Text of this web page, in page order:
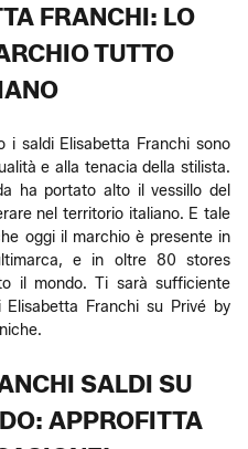
FRANCHI: LO
TUTTO
i saldi Elisabetta Franchi sono
e alla tenacia della stilista.
ha portato alto il vessillo del
nel territorio italiano. E tale
oggi il marchio è presente in
e in oltre 80 stores
il mondo. Ti sarà sufficiente
Franchi su Privé by
SALDI SU
APPROFITTA